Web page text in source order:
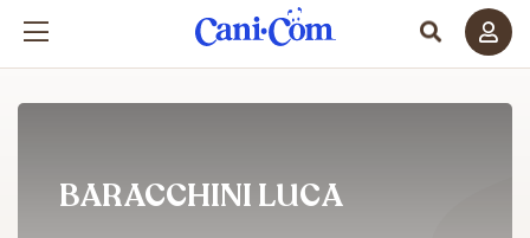
BARACCHINI LUCA